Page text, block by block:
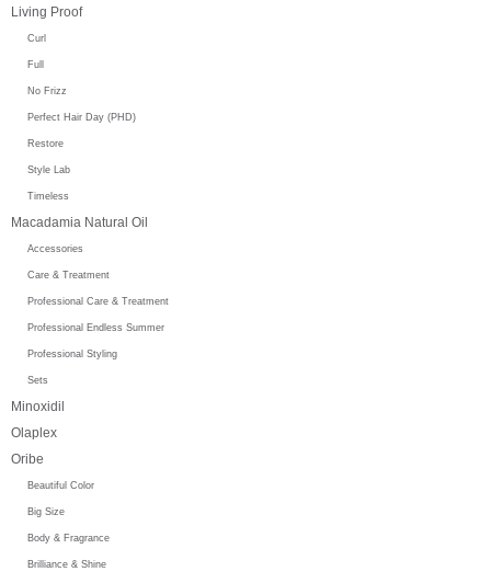
Living Proof
Curl
Full
No Frizz
Perfect Hair Day (PHD)
Restore
Style Lab
Timeless
Macadamia Natural Oil
Accessories
Care & Treatment
Professional Care & Treatment
Professional Endless Summer
Professional Styling
Sets
Minoxidil
Olaplex
Oribe
Beautiful Color
Big Size
Body & Fragrance
Brilliance & Shine